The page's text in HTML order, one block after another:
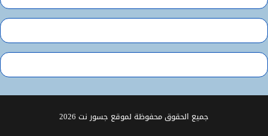
جميع الحقوق محفوظة لموقع جسور نت 2026